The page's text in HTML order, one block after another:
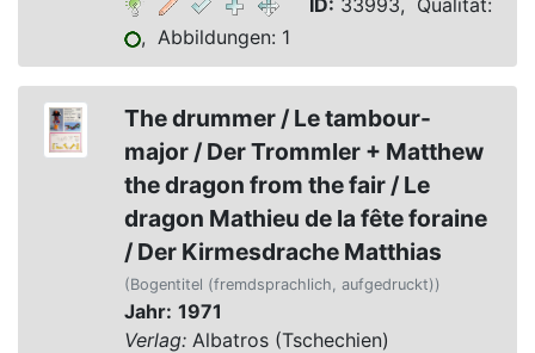
ID: 33993, Qualität:
, Abbildungen: 1
The drummer / Le tambour-
major / Der Trommler + Matthew
the dragon from the fair / Le
dragon Mathieu de la fête foraine
/ Der Kirmesdrache Matthias
(Bogentitel (fremdsprachlich, aufgedruckt))
Jahr: 1971
Verlag:Albatros (Tschechien)